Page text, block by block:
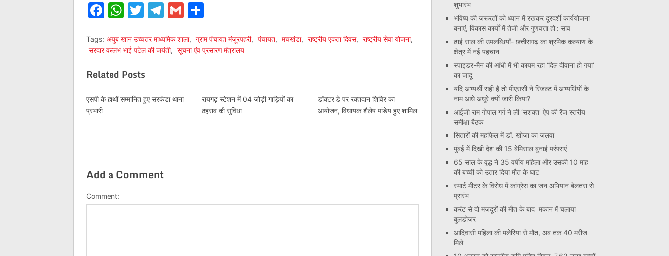
Facebook
WhatsApp
Twitter
Telegram
Gmail
Tags: अयुब खान उच्चतर माध्यमिक शाला, ग्राम पंचायत मंजूरपहरी, पंचायत, मचखंडा, राष्ट्रीय एकता दिवस, राष्ट्रीय सेवा योजना,
सरदार वल्लभ भाई पटेल की जयंती, सूचना एंव प्रसारण मंत्रालय
Related Posts
एसपी के हाथों सम्मानित हुए सरकंडा थाना
प्रभारी
रायगढ़ स्टेशन में 04 जोड़ी गाड़ियों का
ठहराव की सुविधा
डॉक्टर डे पर रक्तदान शिविर का
आयोजन, विधायक शैलेष पांडेय हुए शामिल
Add a Comment
Comment:
शुभारंभ
भविष्य की जरूरतों को ध्यान में रखकर दूरदर्शी कार्ययोजना
बनाएं, विकास कार्यों में तेजी और गुणवत्ता हो : साव
ढाई साल की उपलब्धियाँ- छत्तीसगढ़ का श्रमिक कल्याण के
क्षेत्र में नई पहचान
स्पाइडर-मैन की आंधी में भी कायम रहा ‘दिल दीवाना हो गया’
का जादू
यदि अभ्यर्थी सही है तो पीएससी ने रिजल्ट में अभ्यर्थियों के
नाम आधे अधूरे क्यों जारी किया?
आईजी राम गोपाल गर्ग ने ली ‘सशक्त’ ऐप की रेंज स्तरीय
समीक्षा बैठक
सितारों की महफिल में डॉ. खोजा का जलवा
मुंबई में दिखी देश की 15 बेमिसाल बुनाई परंपराएं
65 साल के वृद्ध ने 35 वर्षीय महिला और उसकी 10 माह
की बच्ची को उतार दिया मौत के घाट
स्मार्ट मीटर के विरोध में कांग्रेस का जन अभियान बेलतरा से
प्रारंभ
करंट से दो मजदूरों की मौत के बाद मकान में चलाया
बुलडोजर
आदिवासी महिला की मलेरिया से मौत, अब तक 40 मरीज
मिले